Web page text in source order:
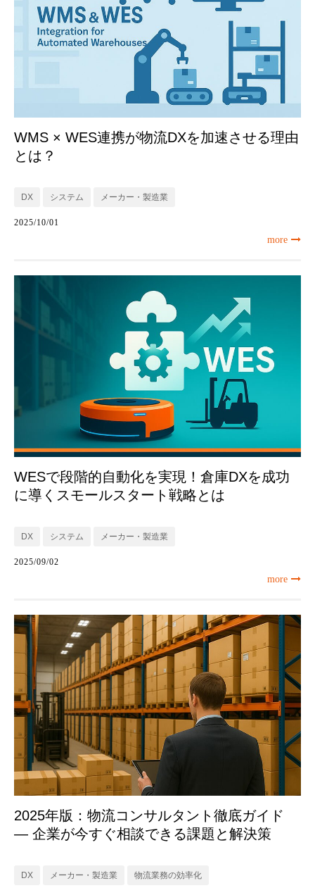
WMS × WES連携が物流DXを加速させる理由
とは？
DX システム メーカー・製造業
2025/10/01
more
WESで段階的自動化を実現！倉庫DXを成功
に導くスモールスタート戦略とは
DX システム メーカー・製造業
2025/09/02
more
2025年版：物流コンサルタント徹底ガイド
― 企業が今すぐ相談できる課題と解決策
DX メーカー・製造業 物流業務の効率化